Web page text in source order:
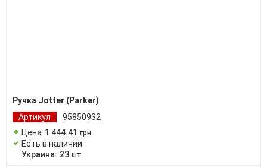
Ручка Jotter (Parker)
Артикул
95850932
Цена 1 444.41 грн
Есть в наличии
Украина: 23 шт